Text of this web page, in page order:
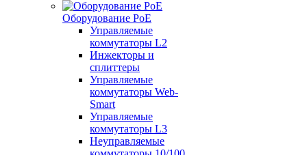
Оборудование PoE
Управляемые
коммутаторы L2
Инжекторы и
сплиттеры
Управляемые
коммутаторы Web-
Smart
Управляемые
коммутаторы L3
Неуправляемые